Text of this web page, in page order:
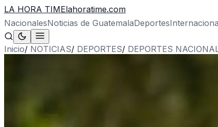
LA HORA TIMElahoratime.com
NacionalesNoticias de GuatemalaDeportes
Inicio/ NOTICIAS/ DEPORTES/ DEPORTES